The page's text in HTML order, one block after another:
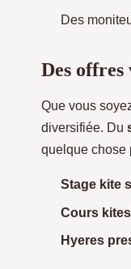
Des
Des
Que vous
diversifiée. Du
quelque chose
Stage kite
Cours
Hyeres